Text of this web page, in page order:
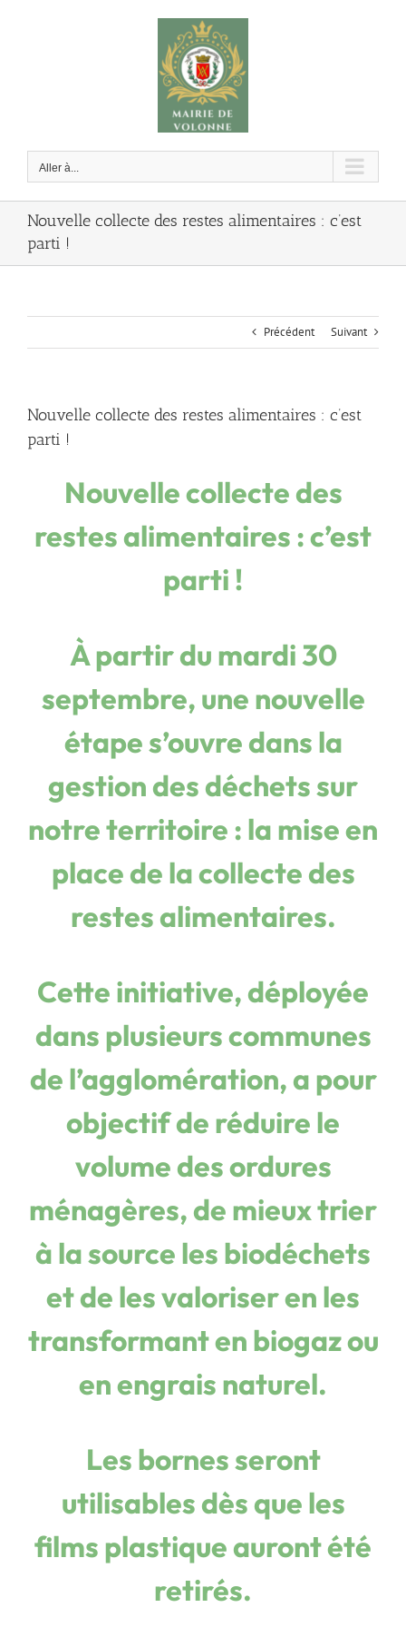
Aller à...
Nouvelle collecte des restes alimentaires : c’est
parti !
Précédent Suivant
Nouvelle collecte des restes alimentaires : c’est
parti !
Nouvelle collecte des
restes alimentaires : c’est
parti !
À partir du mardi 30
septembre, une nouvelle
étape s’ouvre dans la
gestion des déchets sur
notre territoire : la mise en
place de la collecte des
restes alimentaires.
Cette initiative, déployée
dans plusieurs communes
de l’agglomération, a pour
objectif de réduire le
volume des ordures
ménagères,de mieux trier
à la source les biodéchets
et de les valoriser en les
transformant en biogaz ou
en engrais naturel.
Les bornes seront
utilisables dès que les
films plastique auront été
retirés.